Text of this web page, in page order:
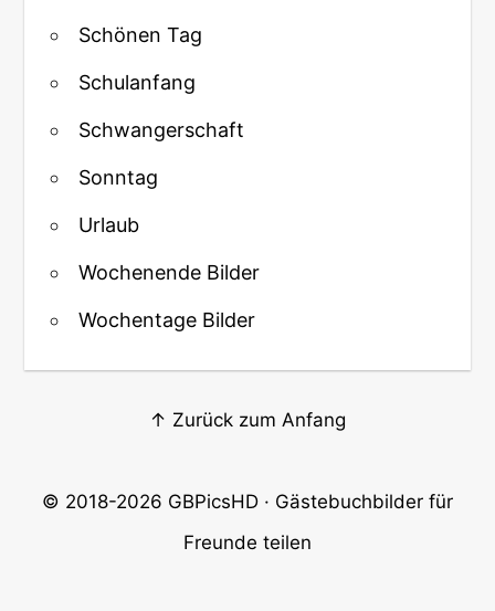
Schönen Tag
Schulanfang
Schwangerschaft
Sonntag
Urlaub
Wochenende Bilder
Wochentage Bilder
↑ Zurück zum Anfang
© 2018-2026 GBPicsHD · Gästebuchbilder für
Freunde teilen